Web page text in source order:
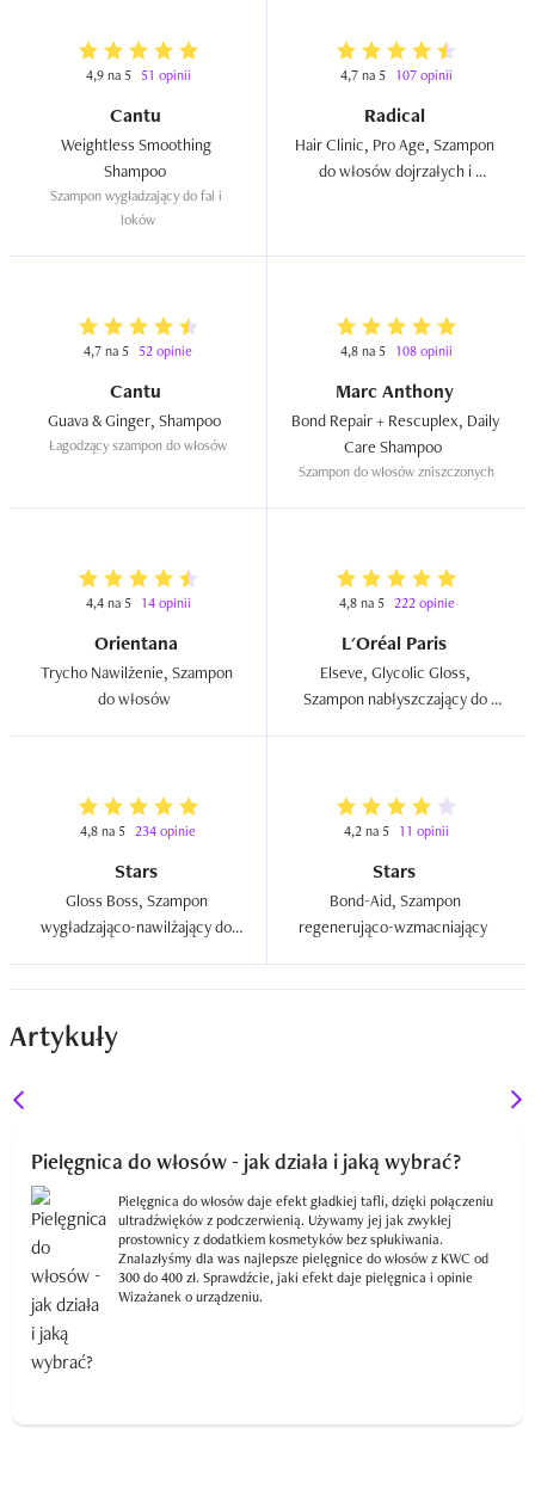
4,9 na 5 51 opinii
Cantu
Weightless Smoothing
Szampon wygładzający do fal i
loków
4,7 na 5 107 opinii
Radical
Hair Clinic, Pro Age, Szampon
do włosów dojrzałych i
4,7 na 5 52 opinie
Cantu
Łagodzący szampon do włosów
4,8 na 5 108 opinii
Marc Anthony
Bond Repair + Rescuplex, Daily
Szampon do włosów zniszczonych
4,4 na 5 14 opinii
Orientana
Trycho Nawilżenie, Szampon
4,8 na 5 222 opinie
L'Oréal Paris
Elseve, Glycolic Gloss,
Szampon nabłyszczający do
4,8 na 5 234 opinie
Stars
Gloss Boss, Szampon
wygładzająco-nawilżający do
4,2 na 5 11 opinii
Stars
Bond-Aid, Szampon
Artykuły
Pielęgnica do włosów - jak działa i jaką wybrać?
Pielęgnica do włosów daje efekt gładkiej tafli, dzięki połączeniu
ultradźwięków z podczerwienią. Używamy jej jak zwykłej
prostownicy z dodatkiem kosmetyków bez spłukiwania.
Znalazłyśmy dla was najlepsze pielęgnice do włosów z KWC od
300 do 400 zł. Sprawdźcie, jaki efekt daje pielęgnica i opinie
Wizażanek o urządzeniu.